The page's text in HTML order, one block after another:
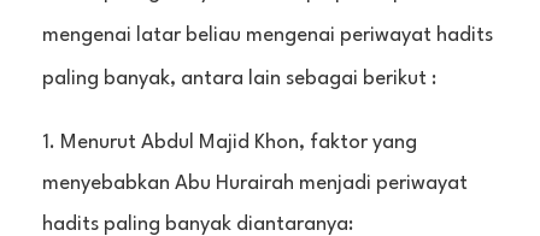
mengenai latar beliau mengenai periwayat hadits
paling banyak, antara lain sebagai berikut :
Menurut Abdul Majid Khon, faktor yang
menyebabkan Abu Hurairah menjadi periwayat
hadits paling banyak diantaranya: